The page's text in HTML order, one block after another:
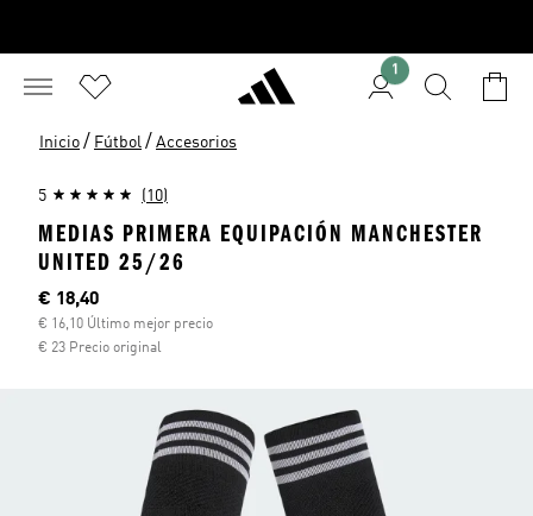
1
Inicio / Fútbol / Accesorios
5 (10)
MEDIAS PRIMERA EQUIPACIÓN MANCHESTER
UNITED 25/26
Precio actual
€ 18,40
€ 16,10 Último mejor precio
€ 23 Precio original